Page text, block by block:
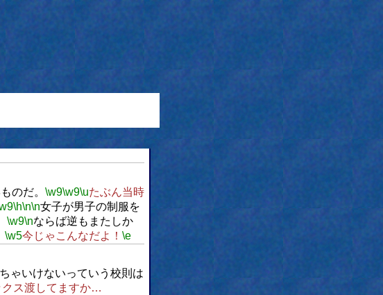
のだ。 \w9\w9\uたぶん当時
\h\n\n女子が男子の制服を
\w9\nならば逆もまたしか
\w5今じゃこんなだよ！ \e
ゃいけないっていう校則は
ス渡してますか…